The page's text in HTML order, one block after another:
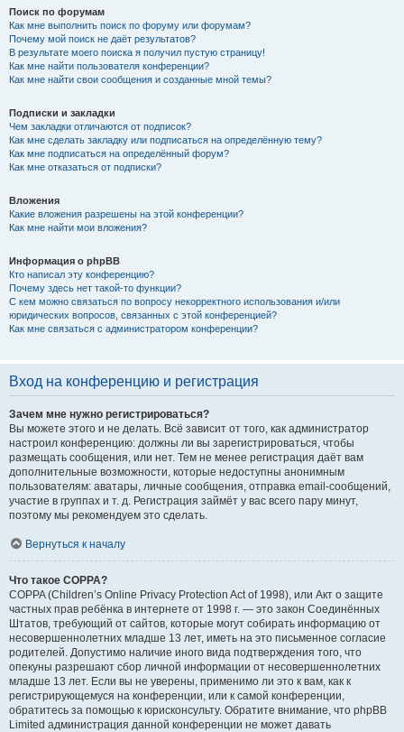
Поиск по форумам
Как мне выполнить поиск по форуму или форумам?
Почему мой поиск не даёт результатов?
В результате моего поиска я получил пустую страницу!
Как мне найти пользователя конференции?
Как мне найти свои сообщения и созданные мной темы?
Подписки и закладки
Чем закладки отличаются от подписок?
Как мне сделать закладку или подписаться на определённую тему?
Как мне подписаться на определённый форум?
Как мне отказаться от подписки?
Вложения
Какие вложения разрешены на этой конференции?
Как мне найти мои вложения?
Информация о phpBB
Кто написал эту конференцию?
Почему здесь нет такой-то функции?
С кем можно связаться по вопросу некорректного использования и/или
юридических вопросов, связанных с этой конференцией?
Как мне связаться с администратором конференции?
Вход на конференцию и регистрация
Зачем мне нужно регистрироваться?
Вы можете этого и не делать. Всё зависит от того, как администратор
настроил конференцию: должны ли вы зарегистрироваться, чтобы
размещать сообщения, или нет. Тем не менее регистрация даёт вам
дополнительные возможности, которые недоступны анонимным
пользователям: аватары, личные сообщения, отправка email-сообщений,
участие в группах и т. д. Регистрация займёт у вас всего пару минут,
поэтому мы рекомендуем это сделать.
Вернуться к началу
Что такое COPPA?
COPPA (Children’s Online Privacy Protection Act of 1998), или Акт о защите
частных прав ребёнка в интернете от 1998 г. — это закон Соединённых
Штатов, требующий от сайтов, которые могут собирать информацию от
несовершеннолетних младше 13 лет, иметь на это письменное согласие
родителей. Допустимо наличие иного вида подтверждения того, что
опекуны разрешают сбор личной информации от несовершеннолетних
младше 13 лет. Если вы не уверены, применимо ли это к вам, как к
регистрирующемуся на конференции, или к самой конференции,
обратитесь за помощью к юрисконсульту. Обратите внимание, что phpBB
Limited администрация данной конференции не может давать